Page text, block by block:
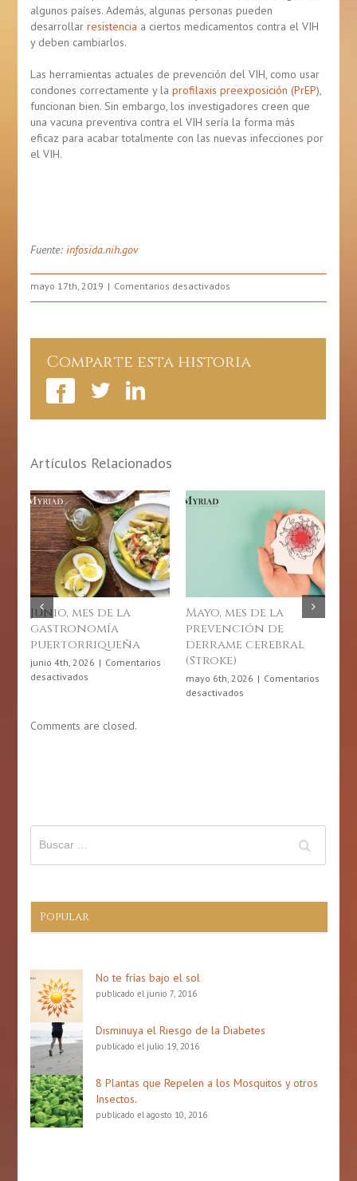
algunos países. Además, algunas personas pueden
desarrollarresistencia a ciertos medicamentos contra el VIH
y deben cambiarlos.
Las herramientas actuales de prevención del VIH, como usar
condones correctamente y laprofilaxis preexposición (PrEP),
funcionan bien. Sin embargo, los investigadores creen que
una vacuna preventiva contra el VIH sería la forma más
eficaz para acabar totalmente con las nuevas infecciones por
el VIH.
Fuente:infosida.nih.gov
mayo 17th, 2019 Comentarios desactivados
¿Qué
preventiva
Comparte esta historia
Artículos Relacionados
Mayo, mes de la
prevención de
derrame cerebral
(Stroke)
mayo 6th, 2026
mes
Día de la Actividad
Física en Puerto
Rico: 6 de abril de
2026
abril 6th, 2026 | Comentarios
desactivados
de
Comments are closed.
Popular
No te frías bajo el sol
publicado el junio 7, 2016
Disminuya el Riesgo de la Diabetes
publicado el julio 19, 2016
8 Plantas que Repelen a los Mosquitos y otros
Insectos.
publicado el agosto 10, 2016